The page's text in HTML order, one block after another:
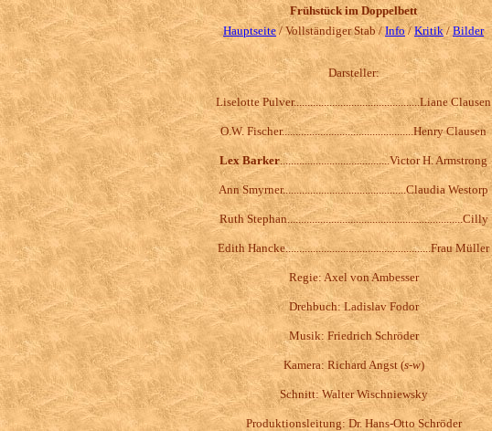
Frühstück im Doppelbett
Hauptseite/ Vollständiger Stab / Info/Kritik/ Bilder
Darsteller:
Liselotte Pulver..............................................Liane Clausen
O.W. Fischer................................................Henry Clausen
Lex Barker........................................Victor H. Armstrong
Ann Smyrner.............................................Claudia Westorp
Ruth Stephan................................................................Cilly
Edith Hancke.....................................................Frau Müller
Regie: Axel von Ambesser
Drehbuch: Ladislav Fodor
Musik: Friedrich Schröder
Kamera: Richard Angst (s-w)
Schnitt: Walter Wischniewsky
Produktionsleitung: Dr. Hans-Otto Schröder